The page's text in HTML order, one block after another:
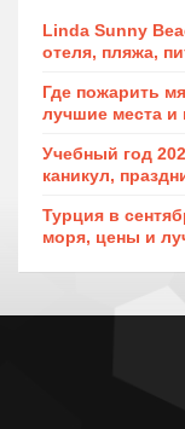
Linda Sunny
отеля, пляжа,
Где пожарить
лучшие места и
Учебный год
каникул,
Турция в
моря, цены и